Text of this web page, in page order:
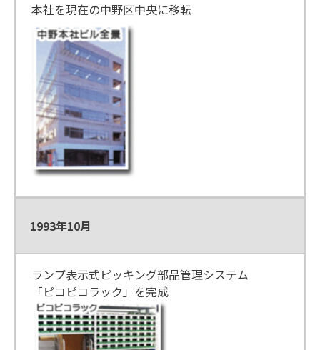
本社を現在の中野区中央に移転
1993年10月
ランプ表示式ピッキング部品管理システム
「ピコピコラック」を完成